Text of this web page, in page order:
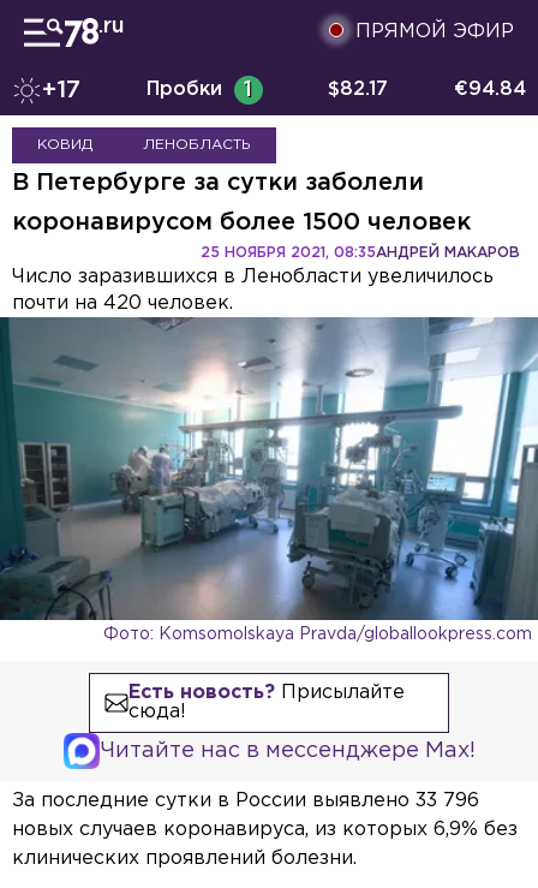
ПРЯМОЙ ЭФИР
+17 Пробки 1 $82.17 €94.84
КОВИД ЛЕНОБЛАСТЬ
В Петербурге за сутки заболели
коронавирусом более 1500 человек
АНДРЕЙ МАКАРОВ
25 НОЯБРЯ 2021, 08:35
Число заразившихся в Ленобласти увеличилось
почти на 420 человек.
Фото: Komsomolskaya Pravda/globallookpress.com
Есть новость?Присылайте
сюда!
Читайте нас в мессенджере Max!
За последние сутки в России выявлено 33 796
новых случаев коронавируса, из которых 6,9% без
клинических проявлений болезни.